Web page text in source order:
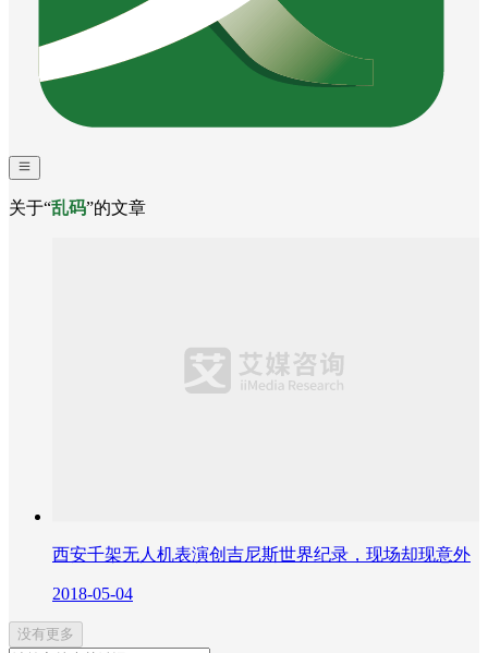
关于“乱码”的文章
西安千架无人机表演创吉尼斯世界纪录，现场却现意外
2018-05-04
没有更多